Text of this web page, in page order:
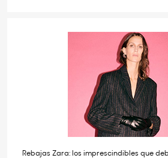
Rebajas Zara: los imprescindibles que